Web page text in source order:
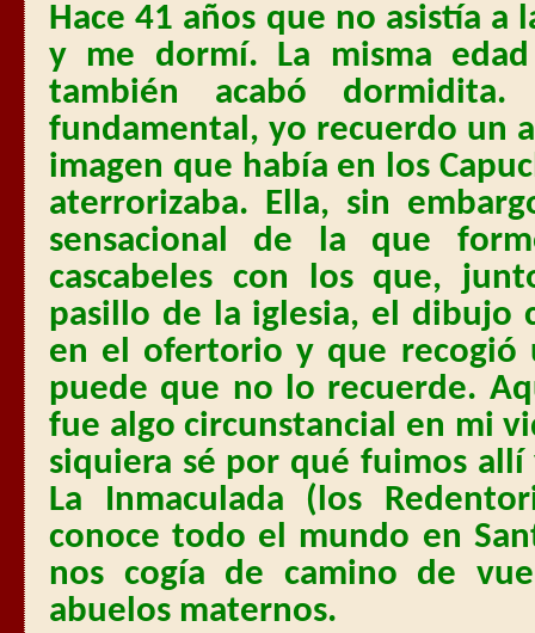
Hace 41 años que no asistía
y me dormí. La misma
también acabó
fundamental, yo recuerdo un
imagen que había en los
aterrorizaba. Ella, sin
sensacional de la que
cascabeles con los que,
pasillo de la iglesia, el dibujo
en el ofertorio y que recogió
puede que no lo recuerde.
fue algo circunstancial en mi
siquiera sé por qué fuimos
La Inmaculada (los
conoce todo el mundo en
nos cogía de camino de
abuelos maternos.